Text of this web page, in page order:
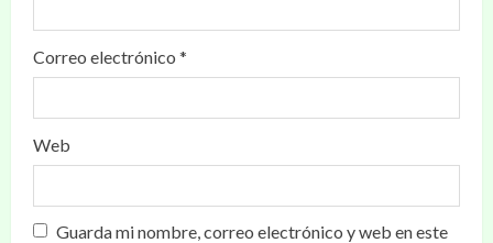
Correo electrónico *
Web
Guarda mi nombre, correo electrónico y web en este